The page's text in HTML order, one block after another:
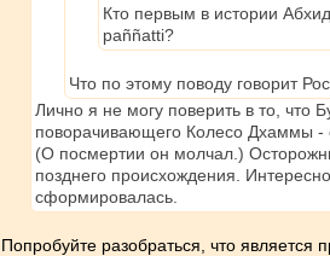
Кто первым в истории
paññatti?
Что по этому поводу говорит
Лично я не могу поверить в то, что
поворачивающего Колесо Дхаммы -
(О посмертии он молчал.)
позднего происхождения.
сформировалась.
Попробуйте разобраться, что